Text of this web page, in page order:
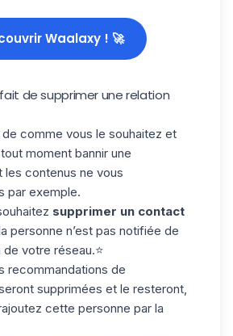
Waalaxy ! 🚀
de supprimer une relation
comme vous le souhaitez et
moment bannir une
les contenus ne vous
par exemple.
supprimer un contact
la personne n’est pas notifiée de
votre réseau.⭐️
recommandations de
supprimées et le resteront,
cette personne par la